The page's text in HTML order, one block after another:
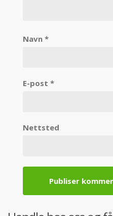
Navn *
E-post *
Nettsted